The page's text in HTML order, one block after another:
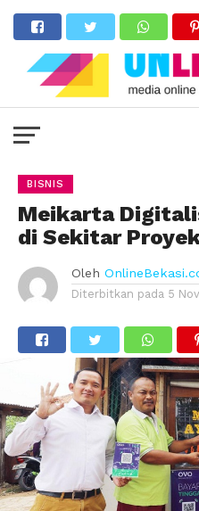
BISNIS
Meikarta
di Sekitar
Oleh
Diterbitkan pada 5